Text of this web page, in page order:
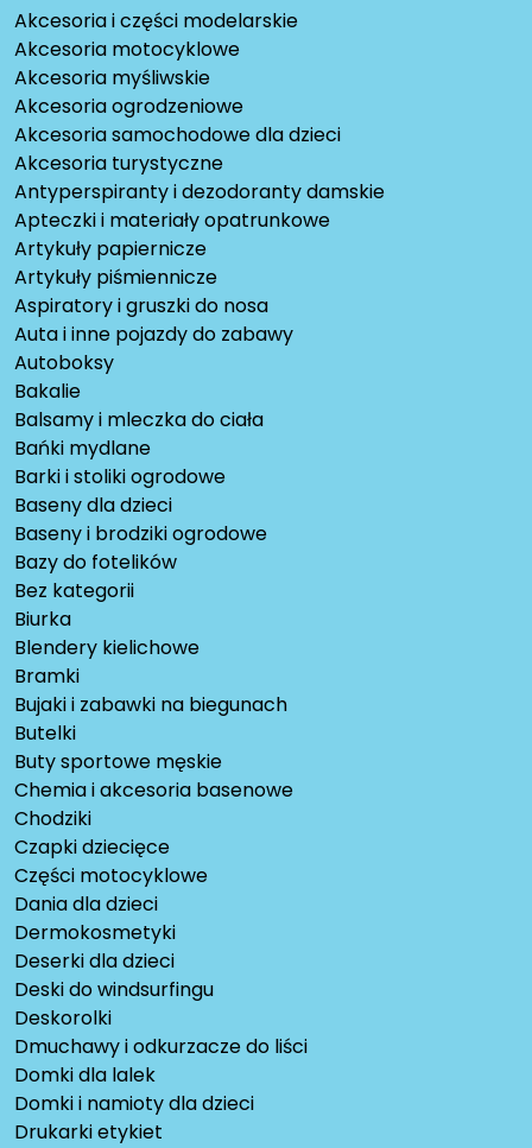
Akcesoria i części modelarskie
Akcesoria motocyklowe
Akcesoria myśliwskie
Akcesoria ogrodzeniowe
Akcesoria samochodowe dla dzieci
Akcesoria turystyczne
Antyperspiranty i dezodoranty damskie
Apteczki i materiały opatrunkowe
Artykuły papiernicze
Artykuły piśmiennicze
Aspiratory i gruszki do nosa
Auta i inne pojazdy do zabawy
Autoboksy
Bakalie
Balsamy i mleczka do ciała
Bańki mydlane
Barki i stoliki ogrodowe
Baseny dla dzieci
Baseny i brodziki ogrodowe
Bazy do fotelików
Bez kategorii
Biurka
Blendery kielichowe
Bramki
Bujaki i zabawki na biegunach
Butelki
Buty sportowe męskie
Chemia i akcesoria basenowe
Chodziki
Czapki dziecięce
Części motocyklowe
Dania dla dzieci
Dermokosmetyki
Deserki dla dzieci
Deski do windsurfingu
Deskorolki
Dmuchawy i odkurzacze do liści
Domki dla lalek
Domki i namioty dla dzieci
Drukarki etykiet